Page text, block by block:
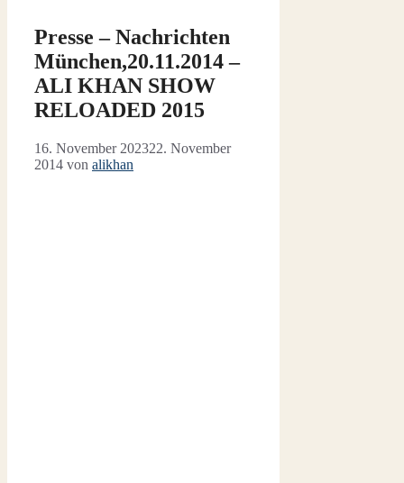
Presse – Nachrichten
München,20.11.2014 –
ALI KHAN SHOW
RELOADED 2015
16. November 202322. November
2014 von alikhan